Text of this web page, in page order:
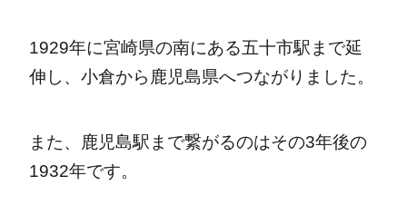
1929年に宮崎県の南にある五十市駅まで延
伸し、小倉から鹿児島県へつながりました。
また、鹿児島駅まで繋がるのはその3年後の
1932年です。